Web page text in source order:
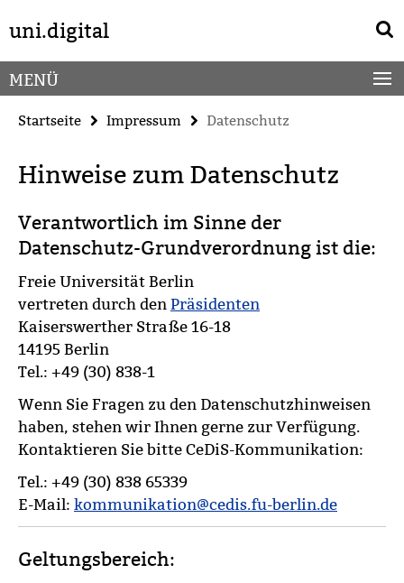
direkt
Inhalt
uni.digital
Service-
Navigation
MENÜ
Startseite Impressum Datenschutz
Hinweise zum Datenschutz
Verantwortlich im Sinne der
Datenschutz-Grundverordnung ist die:
Freie Universität Berlin
vertreten durch denPräsidenten
Kaiserswerther Straße 16-18
14195 Berlin
Tel.: +49 (30) 838-1
Wenn Sie Fragen zu den Datenschutzhinweisen
haben, stehen wir Ihnen gerne zur Verfügung.
Kontaktieren Sie bitte CeDiS-Kommunikation:
Tel.: +49 (30) 838 65339
E-Mail: kommunikation@cedis.fu-berlin.de
Geltungsbereich: